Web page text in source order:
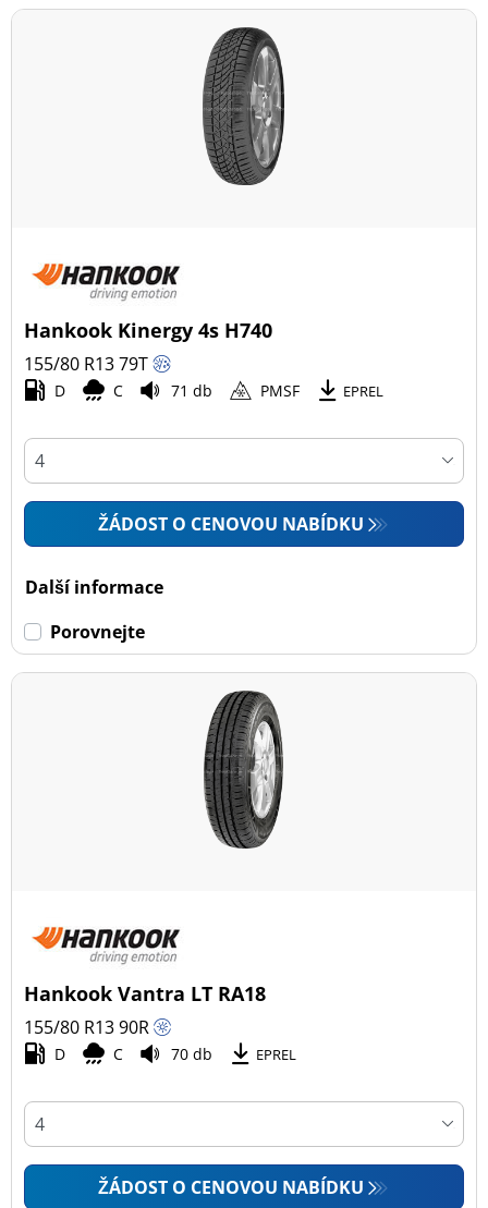
Hankook Kinergy 4s H740
155/80 R1379T
D C 71 db PMSF EPREL
ŽÁDOST O CENOVOU NABÍDKU
Další informace
Porovnejte
Hankook Vantra LT RA18
155/80 R1390R
D C 70 db EPREL
ŽÁDOST O CENOVOU NABÍDKU